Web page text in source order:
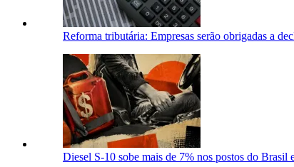
Reforma tributária: Empresas serão obrigadas a
Diesel S-10 sobe mais de 7% nos postos do